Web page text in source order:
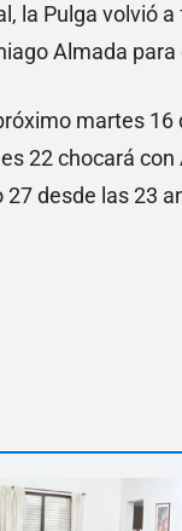
la Pulga volvió
Almada para
martes 16
22 chocará
desde las 23